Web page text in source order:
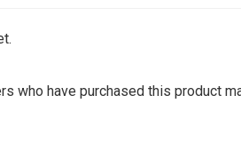
who have purchased this product